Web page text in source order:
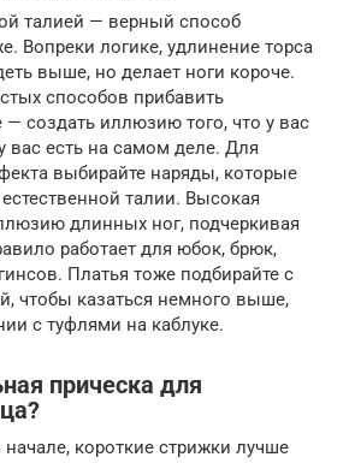
талией — верный способ
Вопреки логике, удлинение торса
выше, но делает ноги короче.
способов прибавить
— создать иллюзию того, что у вас
вас есть на самом деле. Для
выбирайте наряды, которые
талии. Высокая
длинных ног, подчеркивая
работает для юбок, брюк,
Платья тоже подбирайте с
чтобы казаться немного выше,
с туфлями на каблуке.
прическа для
короткие стрижки лучше